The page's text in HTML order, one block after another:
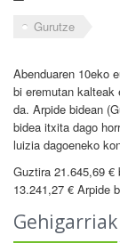
Gurutze
Abenduaren 10eko
bi eremutan kalteak
da. Arpide bidean
bidea itxita dago
luizia dagoeneko
Guztira 21.645,69 €
13.241,27 € Arpide
Gehigarriak